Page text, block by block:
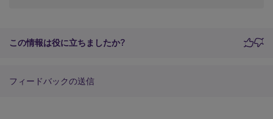
この情報は役に立ちましたか?
フィードバックの送信